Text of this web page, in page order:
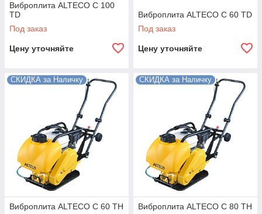
Виброплита ALTECO C 100
TD
Под заказ
Цену уточняйте
Виброплита ALTECO C 60 TD
Под заказ
Цену уточняйте
СКИДКА за Наличку
Виброплита ALTECO C 60 TH
СКИДКА за Наличку
Виброплита ALTECO C 80 TH